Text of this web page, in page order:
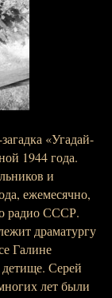
«Угадай-
1944 года.
и
ежемесячно,
радио СССР.
драматургу
Галине
Серей
лет были